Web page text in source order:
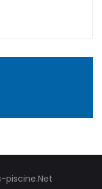
piscine.Net